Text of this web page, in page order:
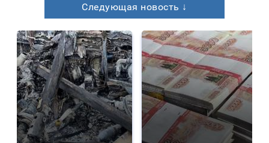
Следующая новость ↓